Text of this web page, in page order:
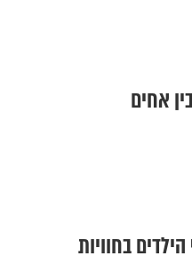
אחים
בחוויות